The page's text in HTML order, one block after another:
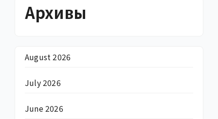
Архивы
August 2026
July 2026
June 2026